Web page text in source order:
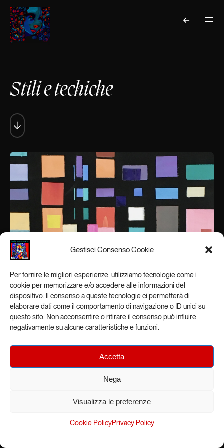
Gestisci Consenso Cookie
Per fornire le migliori esperienze, utilizziamo tecnologie come i
cookie per memorizzare e/o accedere alle informazioni del
dispositivo. Il consenso a queste tecnologie ci permetterà di
elaborare dati come il comportamento di navigazione o ID unici su
questo sito. Non acconsentire o ritirare il consenso può influire
negativamente su alcune caratteristiche e funzioni.
Accetta
Nega
Visualizza le preferenze
Cookie PolicyPrivacy Policy
Stili e techiche
Gli astratti
Stili e tecniche
30 Agosto 2023